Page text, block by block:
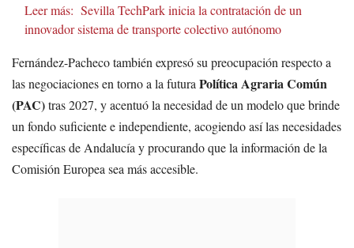
Leer más: Sevilla TechPark inicia la contratación de un
innovador sistema de transporte colectivo autónomo
Fernández-Pacheco también expresó su preocupación respecto a
las negociaciones en torno a la futura Política Agraria Común
(PAC)tras 2027, y acentuó la necesidad de un modelo que brinde
un fondo suficiente e independiente, acogiendo así las necesidades
específicas de Andalucía y procurando que la información de la
Comisión Europea sea más accesible.